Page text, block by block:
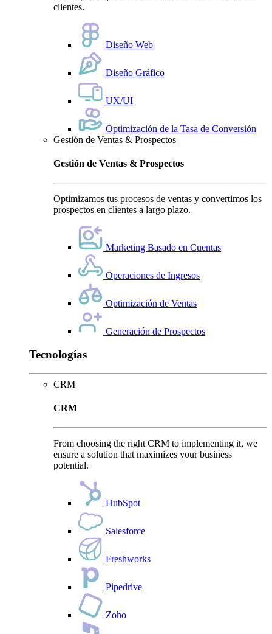
clientes.
Diseño Web
Diseño Gráfico
UX/UI
Optimización de la Tasa de Conversión
Gestión de Ventas & Prospectos
Gestión de Ventas & Prospectos
Optimizamos tus procesos de ventas y convertimos los
prospectos en clientes a largo plazo.
Marketing Basado en Cuentas
Operaciones de Ingresos
Optimización de Ventas
Generación de Prospectos
Tecnologías
CRM
CRM
From choosing the right CRM to implementing it, we
ensure a solution that maximizes your business
potential.
HubSpot
Salesforce
Freshworks
Pipedrive
Zoho